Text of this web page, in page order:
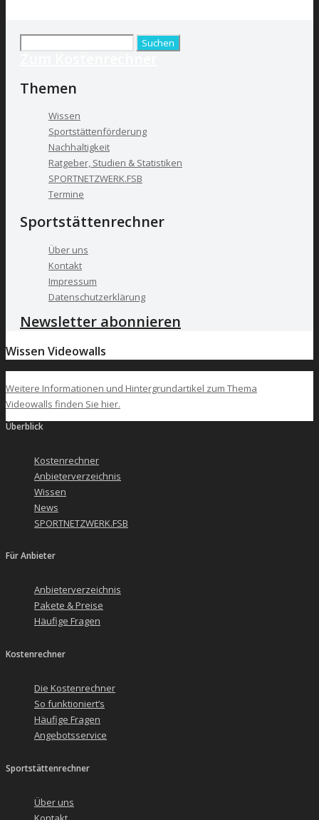
Themen
Wissen
Sportstättenförderung
Nachhaltigkeit
Ratgeber, Studien & Statistiken
SPORTNETZWERK.FSB
Termine
Sportstättenrechner
Über uns
Kontakt
Impressum
Datenschutzerklärung
Newsletter abonnieren
Wissen Videowalls
Weitere Informationen und Hintergrundartikel zum Thema
Videowalls finden Sie hier.
Überblick
Kostenrechner
Anbieterverzeichnis
Wissen
News
SPORTNETZWERK.FSB
Für Anbieter
Anbieterverzeichnis
Pakete & Preise
Häufige Fragen
Kostenrechner
Die Kostenrechner
So funktioniert’s
Häufige Fragen
Angebotsservice
Sportstättenrechner
Über uns